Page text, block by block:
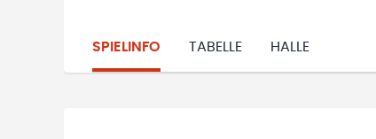
SPIELINFO TABELLE HALLE